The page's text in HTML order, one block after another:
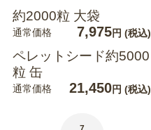
約2000粒 大袋
通常価格 7,975円 (税込)
ペレットシード約5000
粒 缶
通常価格 21,450円 (税込)